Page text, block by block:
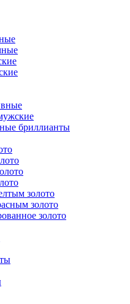
бриллианты
золото
золото
золото